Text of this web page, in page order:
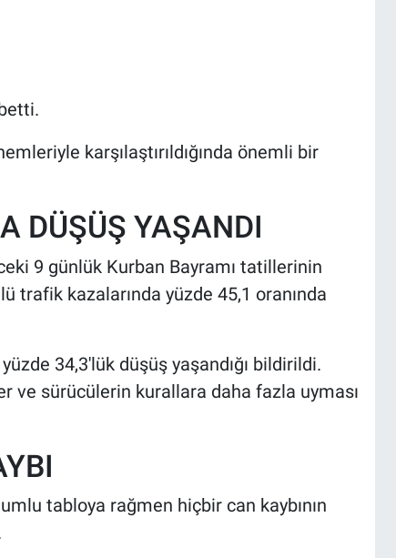
karşılaştırıldığında önemli bir
DÜŞÜŞ YAŞANDI
9 günlük Kurban Bayramı tatillerinin
trafik kazalarında yüzde 45,1 oranında
34,3'lük düşüş yaşandığı bildirildi.
ve sürücülerin kurallara daha fazla uyması
tabloya rağmen hiçbir can kaybının